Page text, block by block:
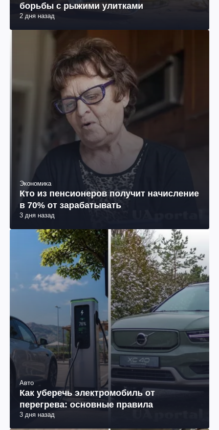
борьбы с рыжими улитками
2 дня назад
Экономика
Кто из пенсионеров получит начисление
в 70% от зарабатывать
3 дня назад
Авто
Как уберечь электромобиль от
перегрева: основные правила
3 дня назад